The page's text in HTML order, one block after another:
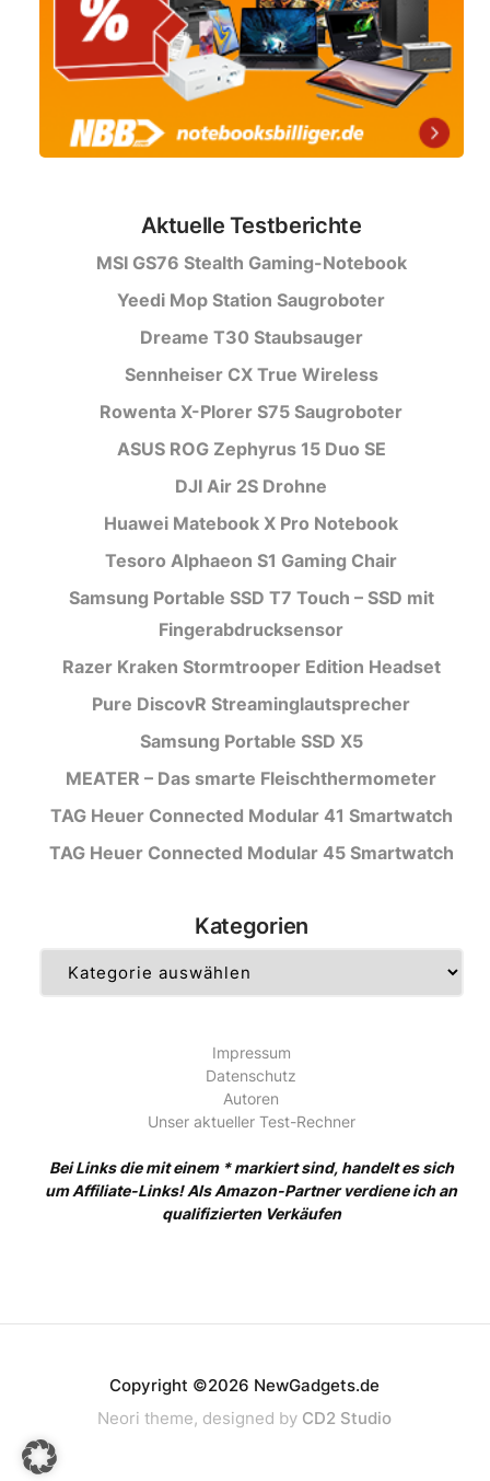
Aktuelle Testberichte
MSI GS76 Stealth Gaming-Notebook
Yeedi Mop Station Saugroboter
Dreame T30 Staubsauger
Sennheiser CX True Wireless
Rowenta X-Plorer S75 Saugroboter
ASUS ROG Zephyrus 15 Duo SE
DJI Air 2S Drohne
Huawei Matebook X Pro Notebook
Tesoro Alphaeon S1 Gaming Chair
Samsung Portable SSD T7 Touch – SSD mit
Fingerabdrucksensor
Razer Kraken Stormtrooper Edition Headset
Pure DiscovR Streaminglautsprecher
Samsung Portable SSD X5
MEATER – Das smarte Fleischthermometer
TAG Heuer Connected Modular 41 Smartwatch
TAG Heuer Connected Modular 45 Smartwatch
Kategorien
Impressum
Datenschutz
Autoren
Unser aktueller Test-Rechner
Bei Links die mit einem * markiert sind, handelt es sich
um Affiliate-Links! Als Amazon-Partner verdiene ich an
qualifizierten Verkäufen
Copyright ©2026 NewGadgets.de
Neori theme, designed by CD2 Studio